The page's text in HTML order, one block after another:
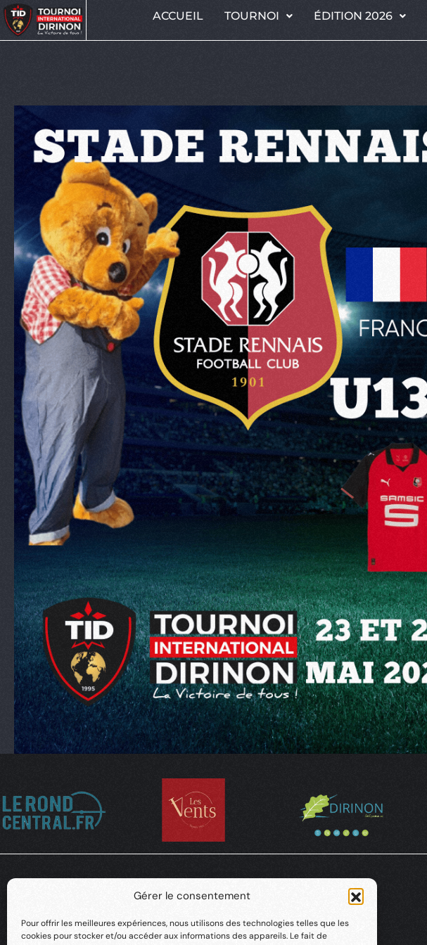
Gérer le consentement
Pour offrir les meilleures expériences, nous utilisons des technologies telles que les
cookies pour stocker et/ou accéder aux informations des appareils. Le fait de
ACCUEIL TOURNOI ÉDITION 2026